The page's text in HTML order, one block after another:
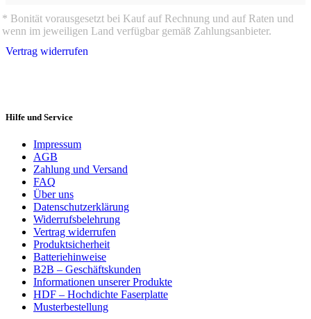
* Bonität vorausgesetzt bei Kauf auf Rechnung und auf Raten und
wenn im jeweiligen Land verfügbar gemäß Zahlungsanbieter.
Vertrag widerrufen
Hilfe und Service
Impressum
AGB
Zahlung und Versand
FAQ
Über uns
Datenschutzerklärung
Widerrufsbelehrung
Vertrag widerrufen
Produktsicherheit
Batteriehinweise
B2B – Geschäftskunden
Informationen unserer Produkte
HDF – Hochdichte Faserplatte
Musterbestellung